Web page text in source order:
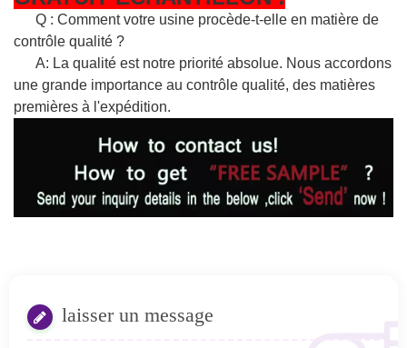
Q : Comment votre usine procède-t-elle en matière de
contrôle qualité ?
A: La qualité est notre priorité absolue. Nous accordons
une grande importance au contrôle qualité, des matières
premières à l'expédition.
laisser un message